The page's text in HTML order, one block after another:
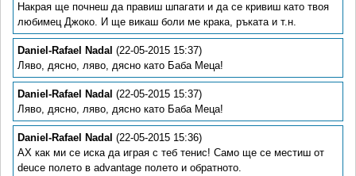
Накрая ще почнеш да правиш шпагати и да се кривиш като твоя
любимец Джоко. И ще викаш боли ме крака, ръката и т.н.
Daniel-Rafael Nadal (22-05-2015 15:37)
Ляво, дясно, ляво, дясно като Баба Меца!
Daniel-Rafael Nadal (22-05-2015 15:37)
Ляво, дясно, ляво, дясно като Баба Меца!
Daniel-Rafael Nadal (22-05-2015 15:36)
АХ как ми се иска да играя с теб тенис! Само ще се местиш от
deuce полето в advantage полето и обратното.